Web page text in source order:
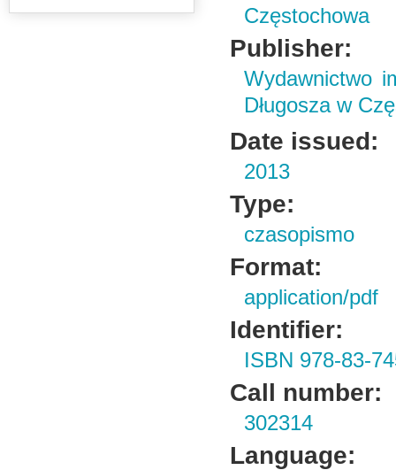
Częstochowa
Publisher:
Wydawnictwo
Długosza w
Date issued:
2013
Type:
czasopismo
Format:
application/pdf
Identifier:
ISBN 978-83-
Call number:
302314
Language: